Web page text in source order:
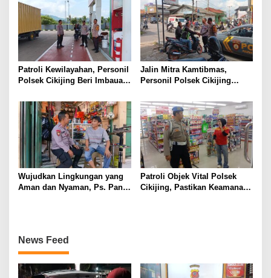
serta Obat Terlarang
Patroli Kewilayahan, Personil
Polsek Cikijing Beri Imbauan
Jalin Mitra Kamtibmas,
Personil Polsek Cikijing
Pengendara Ojek Pangkalan
Wujudkan Lingkungan yang
Aman dan Nyaman, Ps. Panit
Patroli Objek Vital Polsek
Cikijing, Pastikan Keamanan
News Feed